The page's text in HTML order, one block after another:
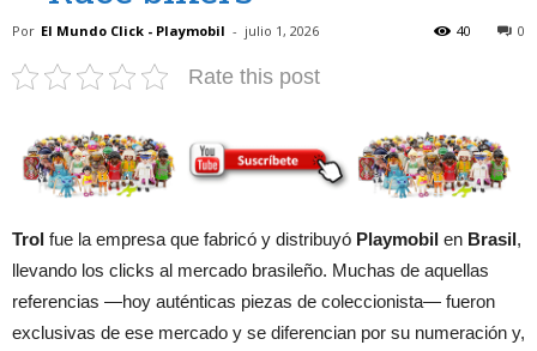
Por El Mundo Click - Playmobil - julio 1, 2026 0
40
Rate this post
Trol fue la empresa que fabricó y distribuyó Playmobil en Brasil,
llevando los clicks al mercado brasileño. Muchas de aquellas
referencias —hoy auténticas piezas de coleccionista— fueron
exclusivas de ese mercado y se diferencian por su numeración y,